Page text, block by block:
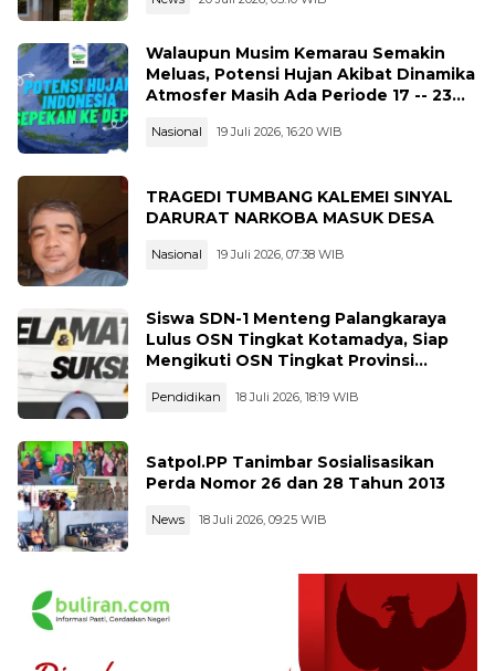
Walaupun Musim Kemarau Semakin
Meluas, Potensi Hujan Akibat Dinamika
Atmosfer Masih Ada Periode 17 -- 23
Nasional 19 Juli 2026, 16:20 WIB
TRAGEDI TUMBANG KALEMEI SINYAL
DARURAT NARKOBA MASUK DESA
Nasional 19 Juli 2026, 07:38 WIB
Siswa SDN-1 Menteng Palangkaraya
Lulus OSN Tingkat Kotamadya, Siap
Mengikuti OSN Tingkat Provinsi
Pendidikan 18 Juli 2026, 18:19 WIB
Satpol.PP Tanimbar Sosialisasikan
Perda Nomor 26 dan 28 Tahun 2013
News 18 Juli 2026, 09:25 WIB